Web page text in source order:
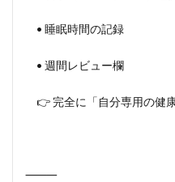
• 睡眠時間の記録
• 週間レビュー欄
👉 完全に「自分専用の健
⸻